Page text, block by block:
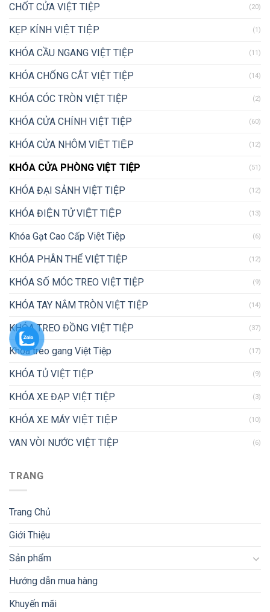
CHỐT CỬA VIỆT TIỆP (20)
KẸP KÍNH VIỆT TIỆP (1)
KHÓA CẦU NGANG VIỆT TIỆP (11)
KHÓA CHỐNG CẮT VIỆT TIỆP (14)
KHÓA CÓC TRÒN VIỆT TIỆP (2)
KHÓA CỬA CHÍNH VIỆT TIỆP (60)
KHÓA CỬA NHÔM VIỆT TIỆP (12)
KHÓA CỬA PHÒNG VIỆT TIỆP (51)
KHÓA ĐẠI SẢNH VIỆT TIỆP (12)
KHÓA ĐIỆN TỬ VIỆT TIỆP (13)
Khóa Gạt Cao Cấp Việt Tiệp (6)
KHÓA PHÂN THỂ VIỆT TIỆP (12)
KHÓA SỐ MÓC TREO VIỆT TIỆP (9)
KHÓA TAY NẮM TRÒN VIỆT TIỆP (14)
KHÓA TREO ĐỒNG VIỆT TIỆP (37)
Khóa treo gang Việt Tiệp (17)
KHÓA TỦ VIỆT TIỆP (9)
KHÓA XE ĐẠP VIỆT TIỆP (3)
KHÓA XE MÁY VIỆT TIỆP (10)
VAN VÒI NƯỚC VIỆT TIỆP (6)
TRANG
Trang Chủ
Giới Thiệu
Sản phẩm
Hướng dẫn mua hàng
Khuyến mãi